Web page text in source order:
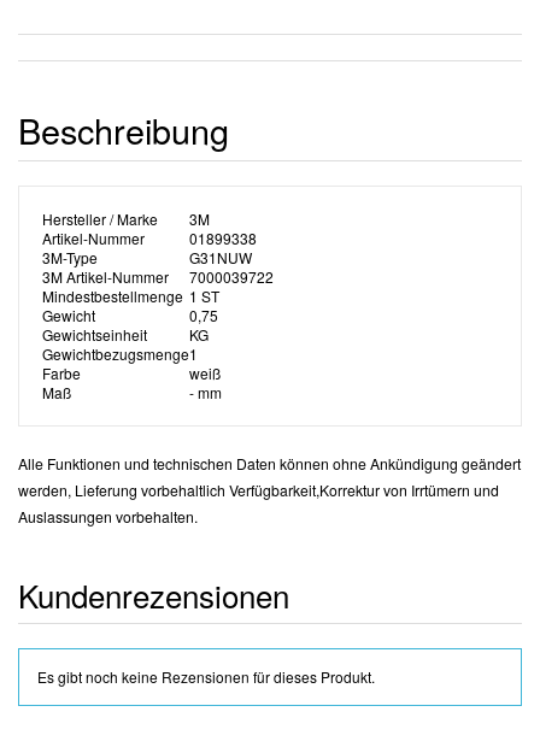
Beschreibung
Hersteller / Marke
3M
Artikel-Nummer
01899338
3M-Type
G31NUW
3M Artikel-Nummer
7000039722
Mindestbestellmenge 1 ST
Gewicht
0,75
Gewichtseinheit
KG
Gewichtbezugsmenge1
Farbe
weiß
Maß
- mm
Alle Funktionen und technischen Daten können ohne Ankündigung geändert
werden, Lieferung vorbehaltlich Verfügbarkeit,Korrektur von Irrtümern und
Auslassungen vorbehalten.
Kundenrezensionen
Es gibt noch keine Rezensionen für dieses Produkt.